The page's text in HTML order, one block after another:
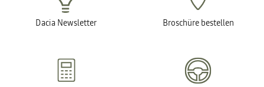
Dacia Newsletter Broschüre bestellen